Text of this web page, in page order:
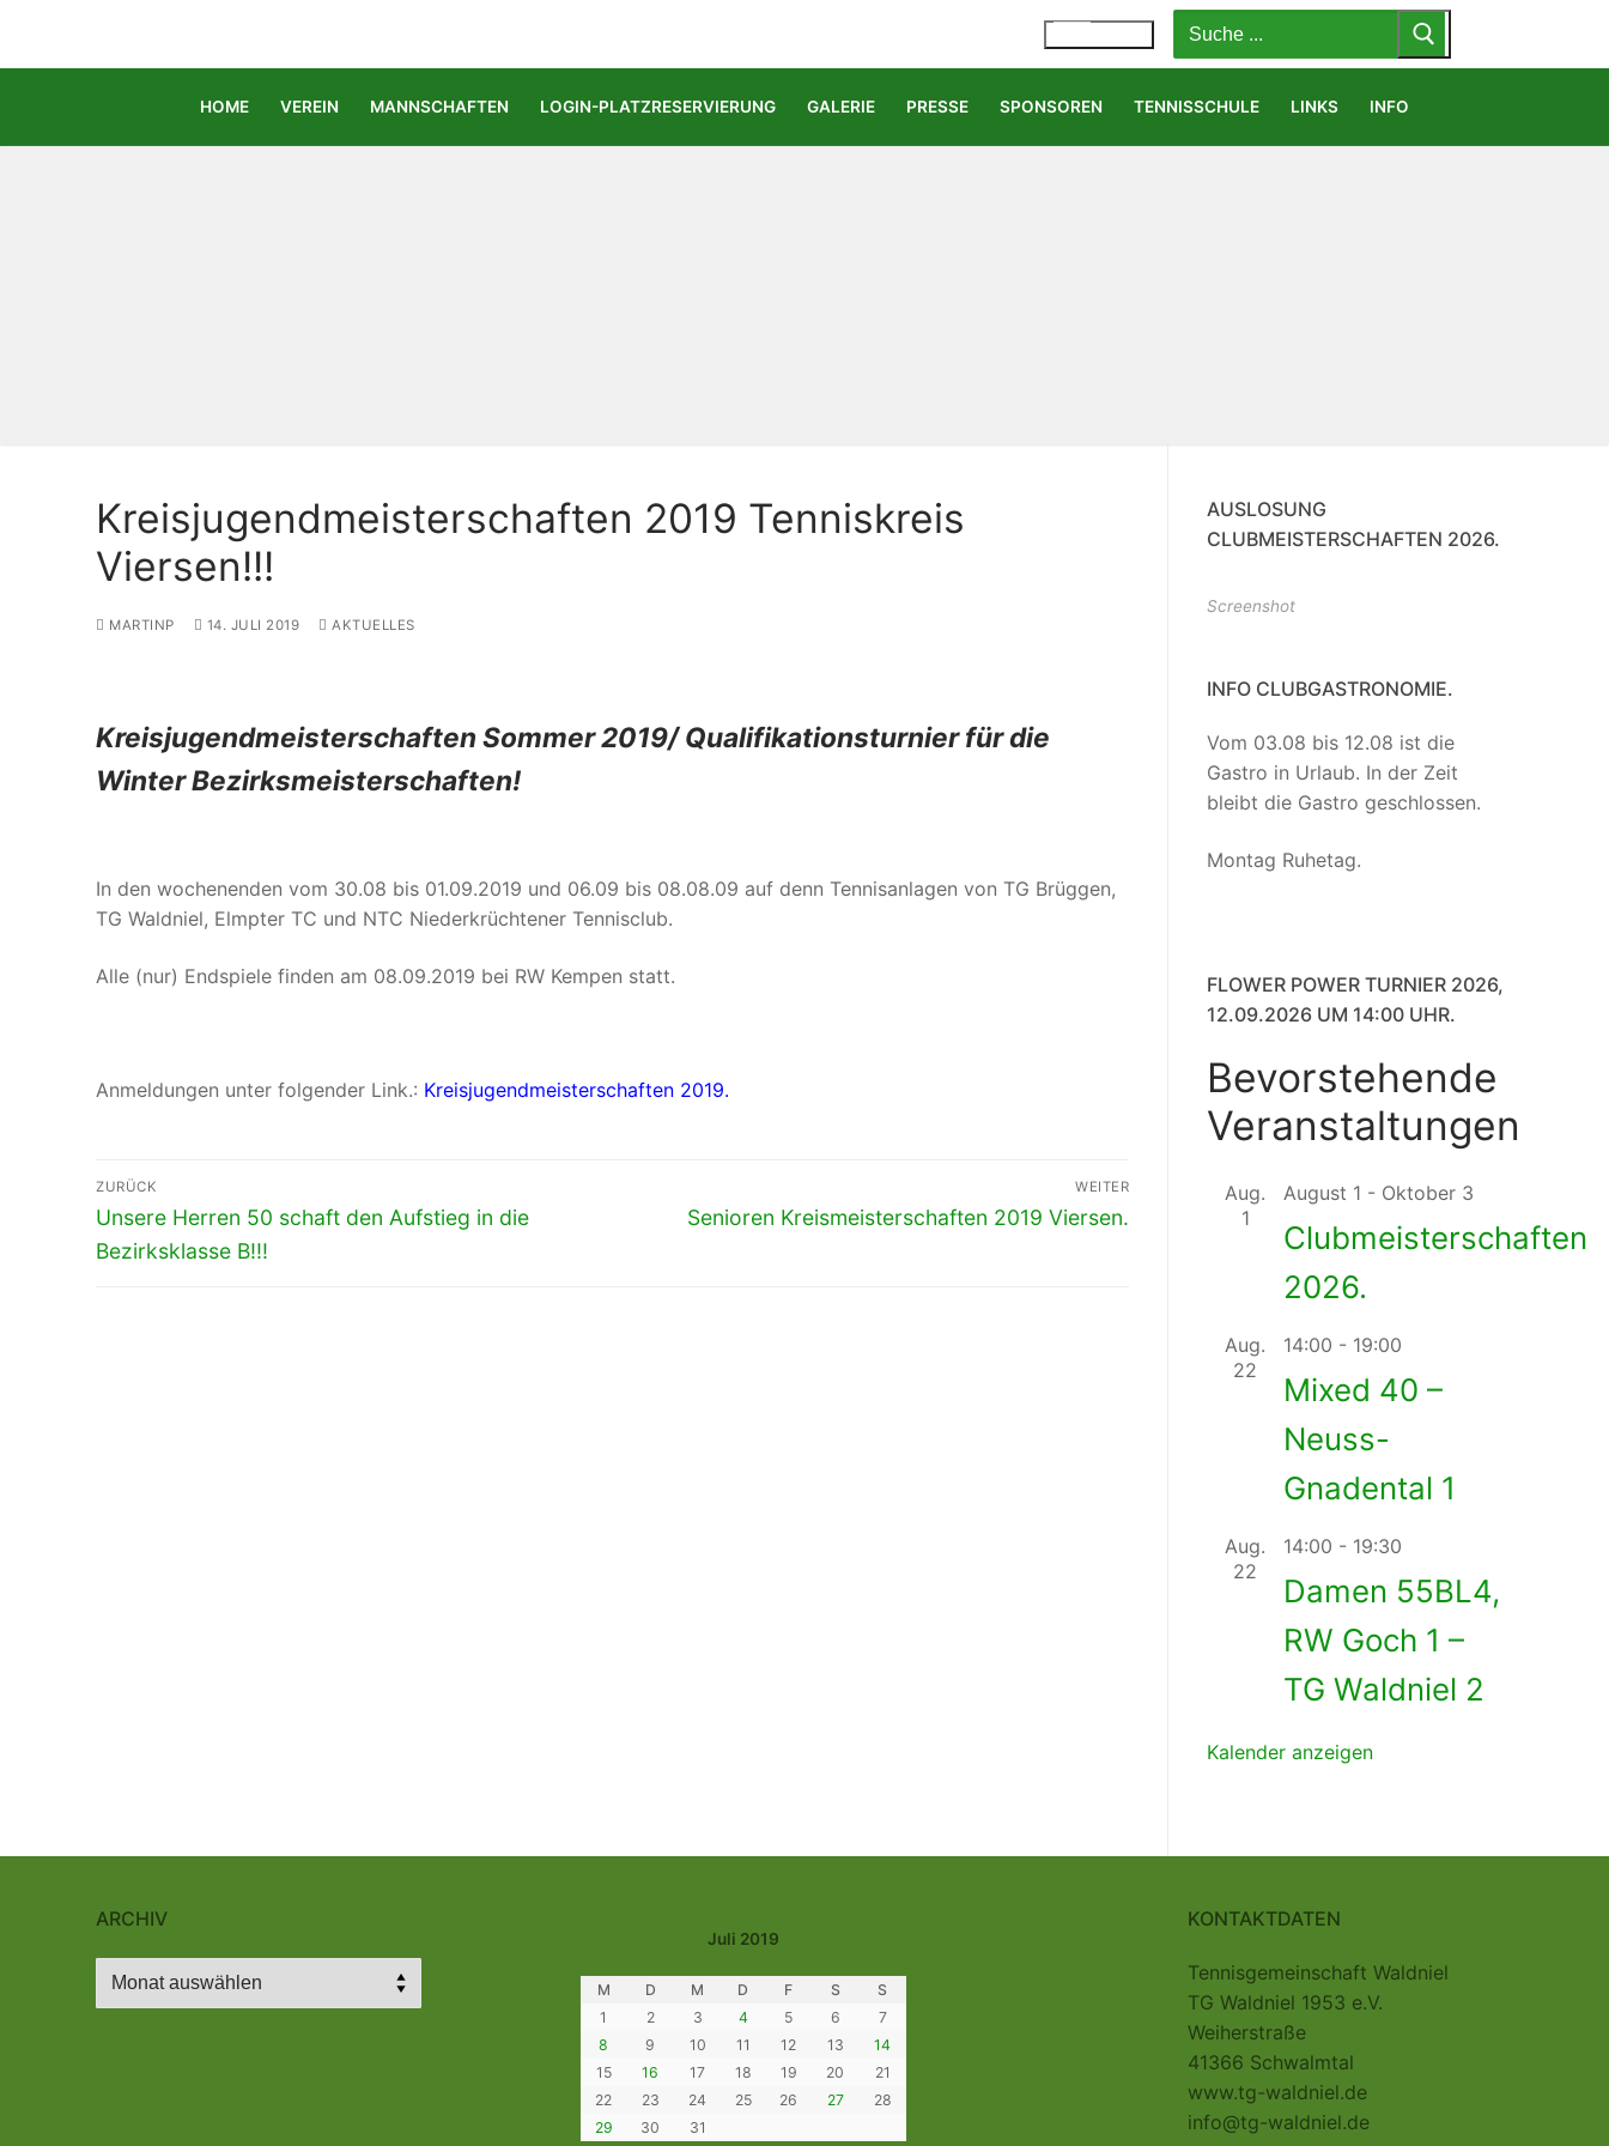
springen
Suchen
nach:
HOME VEREIN MANNSCHAFTEN LOGIN-PLATZRESERVIERUNG GALERIE PRESSE SPONSOREN TENNISSCHULE LINKS INFO
Kreisjugendmeisterschaften 2019 Tenniskreis
Viersen!!!
MARTINP 14. JULI 2019 AKTUELLES
Kreisjugendmeisterschaften Sommer 2019/ Qualifikationsturnier für die
Winter Bezirksmeisterschaften!
In den wochenenden vom 30.08 bis 01.09.2019 und 06.09 bis 08.08.09 auf denn Tennisanlagen von TG Brüggen,
TG Waldniel, Elmpter TC und NTC Niederkrüchtener Tennisclub.
Alle (nur) Endspiele finden am 08.09.2019 bei RW Kempen statt.
Anmeldungen unter folgender Link.: Kreisjugendmeisterschaften 2019.
Beitragsnavigation
ZURÜCK
Vorheriger
Beitrag:
Unsere Herren 50 schaft den Aufstieg in die
Bezirksklasse B!!!
WEITER
Nächster
Senioren Kreismeisterschaften 2019 Viersen.
AUSLOSUNG
CLUBMEISTERSCHAFTEN 2026.
Screenshot
INFO CLUBGASTRONOMIE.
Vom 03.08 bis 12.08 ist die
Gastro in Urlaub. In der Zeit
bleibt die Gastro geschlossen.
Montag Ruhetag.
FLOWER POWER TURNIER 2026,
12.09.2026 UM 14:00 UHR.
Bevorstehende
Veranstaltungen
Aug.
1
August 1 - Oktober 3
Clubmeisterschaften
2026.
Aug.
22
14:00 - 19:00
Mixed 40 –
Neuss-
Gnadental 1
Aug.
22
14:00 - 19:30
Damen 55BL4,
RW Goch 1 –
TG Waldniel 2
Kalender anzeigen
ARCHIV
Archiv
Juli 2019
M D M D F S
S
1
2 3 4 5 6
7
8
9 10 11 12 13
14
15
16 17 18 19 20
21
22
23 24 25 26 27
28
29
30 31
KONTAKTDATEN
Tennisgemeinschaft Waldniel
TG Waldniel 1953 e.V.
Weiherstraße
41366 Schwalmtal
www.tg-waldniel.de
info@tg-waldniel.de